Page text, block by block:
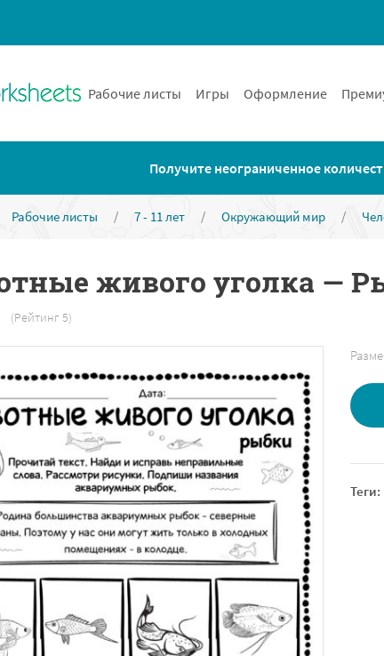
Рабочие листы Игры Оформление
Получите неограниченное
Рабочие листы / 7 - 11 лет / Окружающий мир /
живого уголка —
(Рейтинг 5)
Теги: